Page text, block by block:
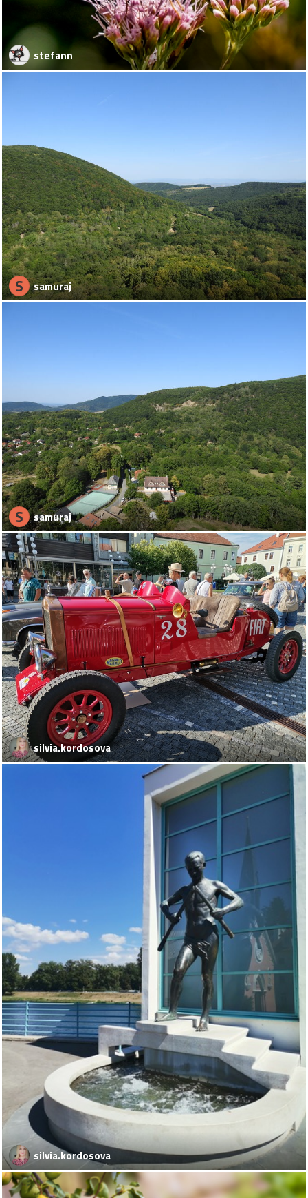
stefann
S samuraj
S samuraj
silvia.kordosova
silvia.kordosova